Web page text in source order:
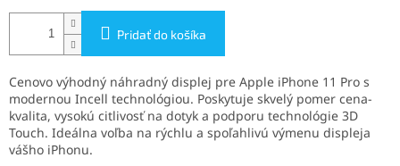
Pridať do košíka
Cenovo výhodný náhradný displej pre Apple iPhone 11 Pro s
modernou Incell technológiou. Poskytuje skvelý pomer cena-
kvalita, vysokú citlivosť na dotyk a podporu technológie 3D
Touch. Ideálna voľba na rýchlu a spoľahlivú výmenu displeja
vášho iPhonu.